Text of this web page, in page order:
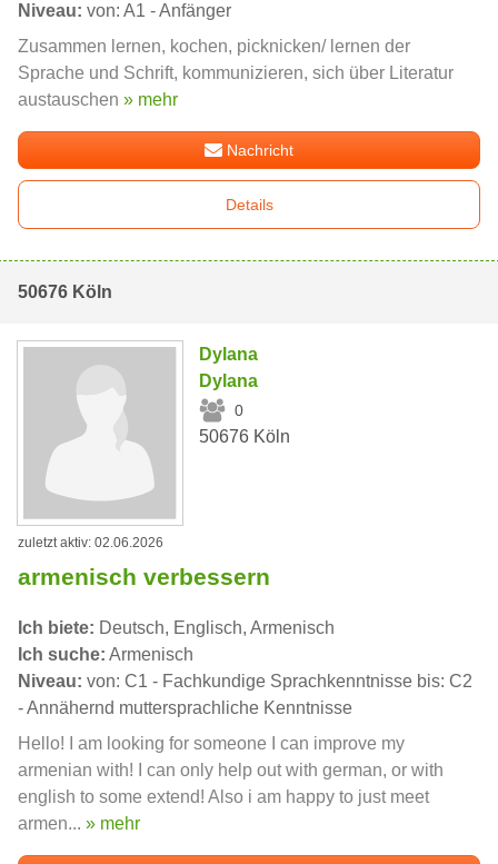
Niveau: von: A1 - Anfänger
Zusammen lernen, kochen, picknicken/ lernen der
Sprache und Schrift, kommunizieren, sich über Literatur
austauschen » mehr
Nachricht
Details
50676 Köln
Dylana
Dylana
0
50676 Köln
zuletzt aktiv: 02.06.2026
armenisch verbessern
Ich biete: Deutsch, Englisch, Armenisch
Ich suche: Armenisch
Niveau: von: C1 - Fachkundige Sprachkenntnisse bis: C2
- Annähernd muttersprachliche Kenntnisse
Hello! I am looking for someone I can improve my
armenian with! I can only help out with german, or with
english to some extend! Also i am happy to just meet
armen... » mehr